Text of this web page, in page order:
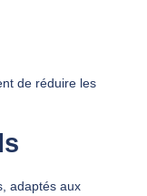
de réduire les
adaptés aux